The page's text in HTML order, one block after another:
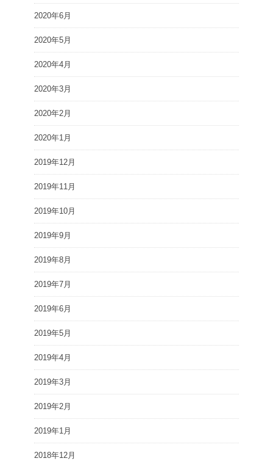
2020年6月
2020年5月
2020年4月
2020年3月
2020年2月
2020年1月
2019年12月
2019年11月
2019年10月
2019年9月
2019年8月
2019年7月
2019年6月
2019年5月
2019年4月
2019年3月
2019年2月
2019年1月
2018年12月